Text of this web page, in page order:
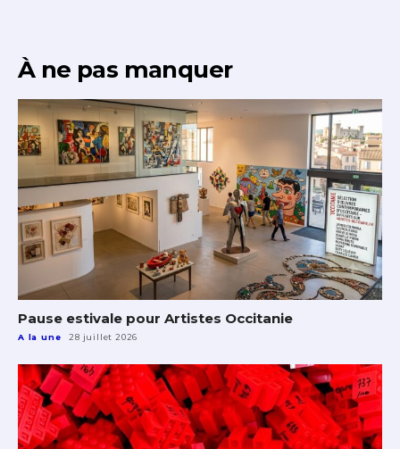
À ne pas manquer
Pause estivale pour Artistes Occitanie
A la une 28 juillet 2026